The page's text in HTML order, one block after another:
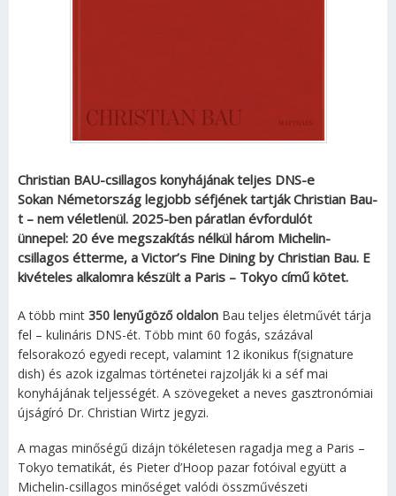
Christian BAU-csillagos konyhájának teljes DNS-e
Sokan Németország legjobb séfjének tartják Christian Bau-
t – nem véletlenül. 2025-ben páratlan évfordulót
ünnepel: 20 éve megszakítás nélkül három Michelin-
csillagos étterme, a Victor’s Fine Dining by Christian Bau. E
kivételes alkalomra készült a Paris – Tokyo című kötet.
A több mint 350 lenyűgöző oldalon Bau teljes életművét tárja
fel – kulináris DNS-ét. Több mint 60 fogás, százával
felsorakozó egyedi recept, valamint 12 ikonikus f(signature
dish) és azok izgalmas történetei rajzolják ki a séf mai
konyhájának teljességét. A szövegeket a neves gasztronómiai
újságíró Dr. Christian Wirtz jegyzi.
A magas minőségű dizájn tökéletesen ragadja meg a Paris –
Tokyo tematikát, és Pieter d’Hoop pazar fotóival együtt a
Michelin-csillagos minőséget valódi összművészeti